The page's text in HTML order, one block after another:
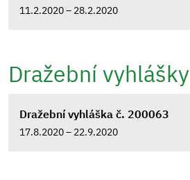
11.2.2020 – 28.2.2020
Dražební vyhlášky
Dražební vyhláška č. 200063
17.8.2020 – 22.9.2020